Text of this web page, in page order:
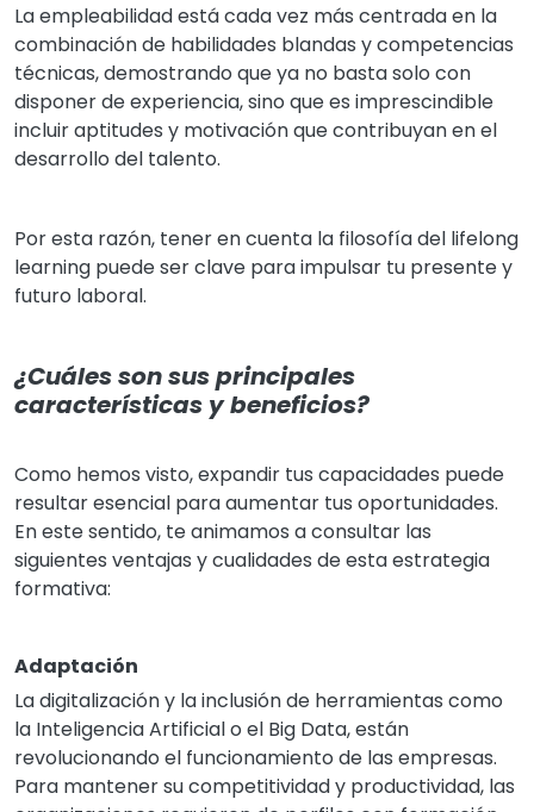
La empleabilidad está cada vez más centrada en la
combinación de habilidades blandas y competencias
técnicas, demostrando que ya no basta solo con
disponer de experiencia, sino que es imprescindible
incluir aptitudes y motivación que contribuyan en el
desarrollo del talento.
Por esta razón, tener en cuenta la filosofía del lifelong
learning puede ser clave para impulsar tu presente y
futuro laboral.
¿Cuáles son sus principales
características y beneficios?
Como hemos visto, expandir tus capacidades puede
resultar esencial para aumentar tus oportunidades.
En este sentido, te animamos a consultar las
siguientes ventajas y cualidades de esta estrategia
formativa:
Adaptación
La digitalización y la inclusión de herramientas como
la Inteligencia Artificial o el Big Data, están
revolucionando el funcionamiento de las empresas.
Para mantener su competitividad y productividad, las